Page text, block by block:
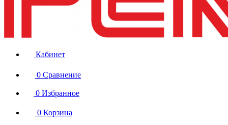
Кабинет
0 Сравнение
0 Избранное
0 Корзина